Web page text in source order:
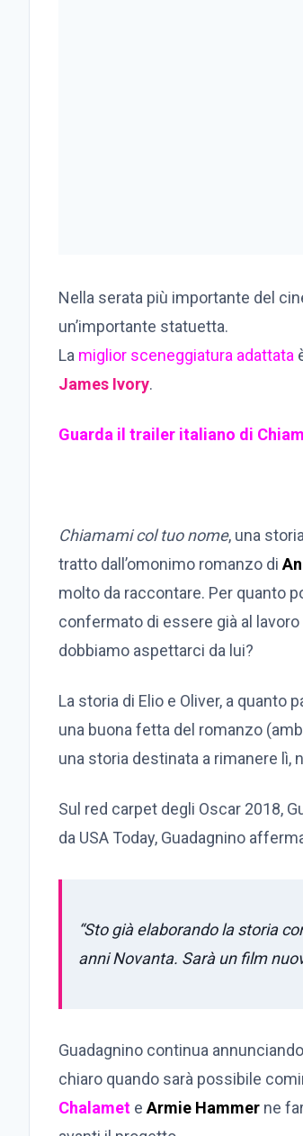
Nella serata più importante del
un’importante statuetta.
La miglior sceneggiatura adattata
James Ivory.
Guarda il trailer italiano di
Chiamami col tuo nome, una
tratto dall’omonimo romanzo di
molto da raccontare. Per quanto
confermato di essere già al
dobbiamo aspettarci da lui?
La storia di Elio e Oliver, a quanto
una buona fetta del romanzo
una storia destinata a rimanere lì,
Sul red carpet degli Oscar 2018,
da USA Today, Guadagnino
“Sto già elaborando la storia
anni Novanta. Sarà un film
Guadagnino continua
chiaro quando sarà possibile
Chalamet eArmie Hammer ne